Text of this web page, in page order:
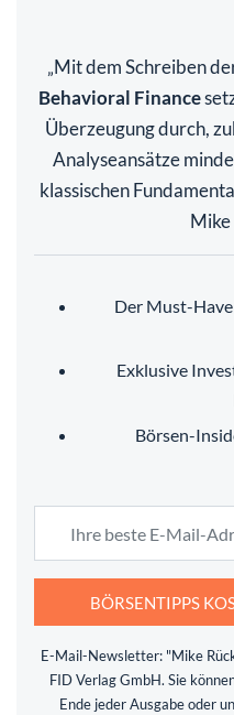
Mit dem Schreiben
Behavioral Finance
Überzeugung durch,
Analyseansätze
klassischen
Mike
Der Must-
Exklusive
Börsen-
BÖRSENTIPPS
E-Mail-Newsletter: "Mike
FID Verlag GmbH. Sie
Ende jeder Ausgabe oder